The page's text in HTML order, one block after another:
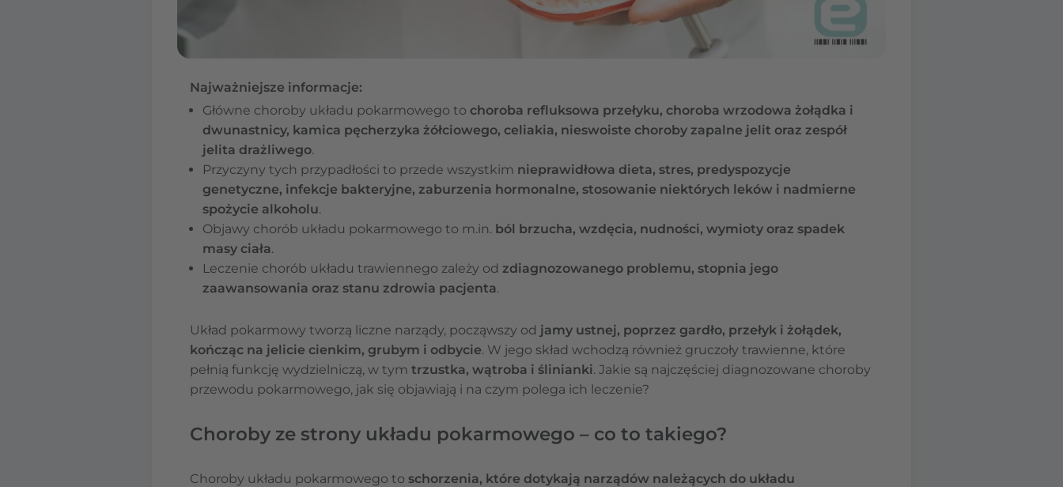
Najważniejsze informacje:
Główne choroby układu pokarmowego to choroba refluksowa przełyku, choroba wrzodowa żołądka i
dwunastnicy, kamica pęcherzyka żółciowego, celiakia, nieswoiste choroby zapalne jelit oraz zespół
jelita drażliwego.
Przyczyny tych przypadłości to przede wszystkim nieprawidłowa dieta, stres, predyspozycje
genetyczne, infekcje bakteryjne, zaburzenia hormonalne, stosowanie niektórych leków i nadmierne
spożycie alkoholu.
Objawy chorób układu pokarmowego to m.in. ból brzucha, wzdęcia, nudności, wymioty oraz spadek
masy ciała.
Leczenie chorób układu trawiennego zależy od zdiagnozowanego problemu, stopnia jego
zaawansowania oraz stanu zdrowia pacjenta.
Układ pokarmowy tworzą liczne narządy, począwszy od jamy ustnej, poprzez gardło, przełyk i żołądek,
kończąc na jelicie cienkim, grubym i odbycie. W jego skład wchodzą również gruczoły trawienne, które
pełnią funkcję wydzielniczą, w tym trzustka, wątroba i ślinianki. Jakie są najczęściej diagnozowane choroby
przewodu pokarmowego, jak się objawiają i na czym polega ich leczenie?
Choroby ze strony układu pokarmowego – co to takiego?
Choroby układu pokarmowego to schorzenia, które dotykają narządów należących do układu